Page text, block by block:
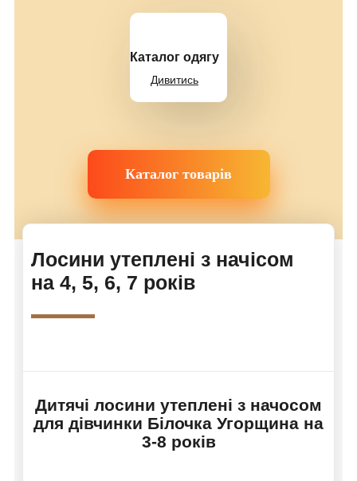
Каталог одягу
Дивитись
Каталог товарів
Лосини утеплені з начісом
на 4, 5, 6, 7 років
Дитячі лосини утеплені з начосом
для дівчинки Білочка Угорщина на
3-8 років